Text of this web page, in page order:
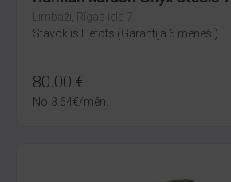
Limbaži, Rīgas iela 7
Stāvoklis Lietots (Garantija 6 mēneši)
80.00 €
No 3.64€/mēn.